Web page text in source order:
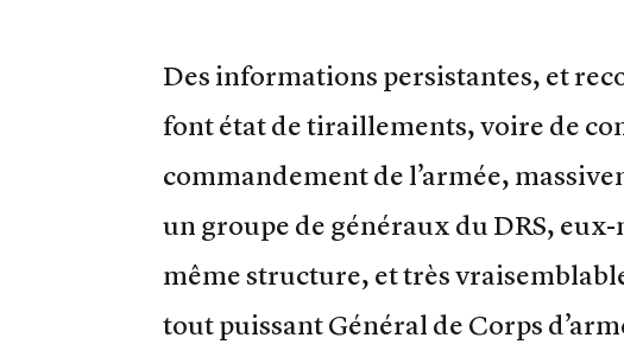
Des informations persistantes, et
font état de tiraillements, voire de
commandement de l’armée,
un groupe de généraux du DRS,
même structure, et très
tout puissant Général de Corps